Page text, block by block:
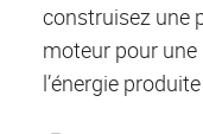
construisez une
moteur pour
l’énergie